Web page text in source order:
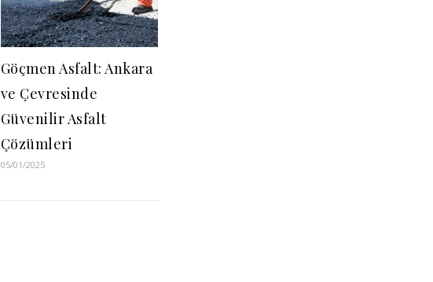
Göçmen Asfalt: Ankara
ve Çevresinde
Güvenilir Asfalt
Çözümleri
05/01/2025